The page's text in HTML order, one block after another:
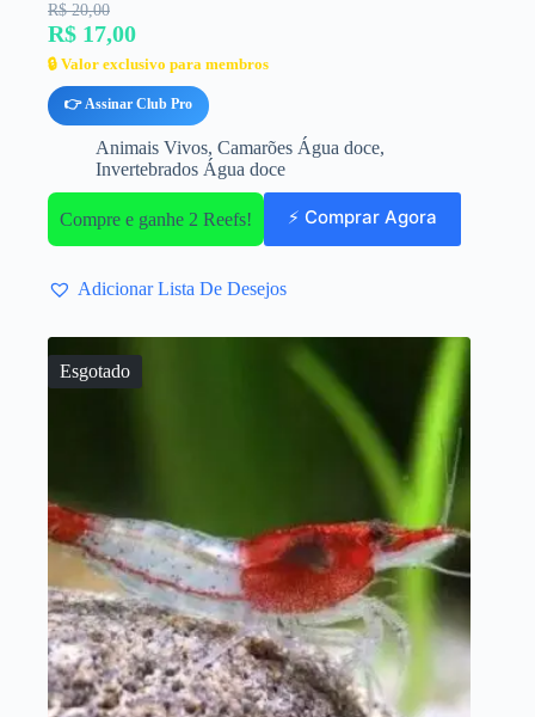
R$ 20,00
R$ 17,00
🔒 Valor exclusivo para membros
👉 Assinar Club Pro
Animais Vivos, Camarões Água doce,
Invertebrados Água doce
Compre e ganhe 2 Reefs! ⚡ Comprar Agora
Adicionar Lista De Desejos
Esgotado